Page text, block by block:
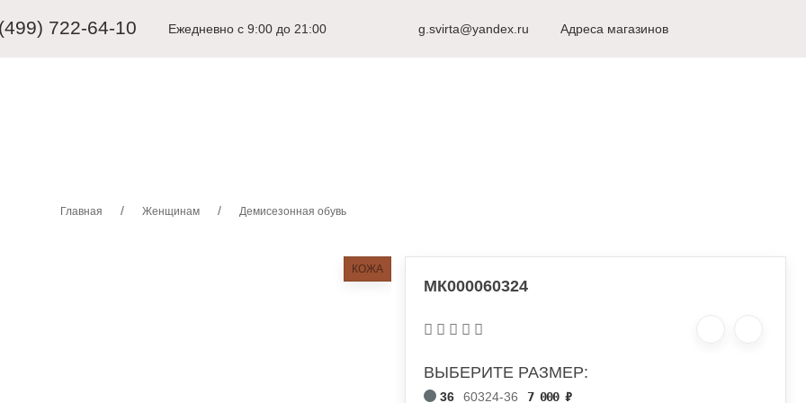
722-64-10 Ежедневно с 9:00 до 21:00 г. Видное 8 (498) 917-53-51
g.svirta@yandex.ru Адреса магазинов
Главная Женщинам Демисезонная обувь
КОЖА
МК000060324
ВЫБЕРИТЕ РАЗМЕР:
36 60324-36 7 000₽